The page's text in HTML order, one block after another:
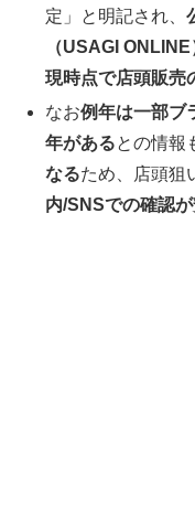
定」と明記され、
（USAGI
現時点で店頭販売
なお例年は一部ブ
年があるとの情報
なるため、店頭狙
内/SNSでの確認